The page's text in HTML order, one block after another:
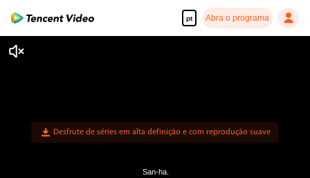
pt Abra o programa
Desfrute de séries em alta definição e com reprodução suave
San-ha.